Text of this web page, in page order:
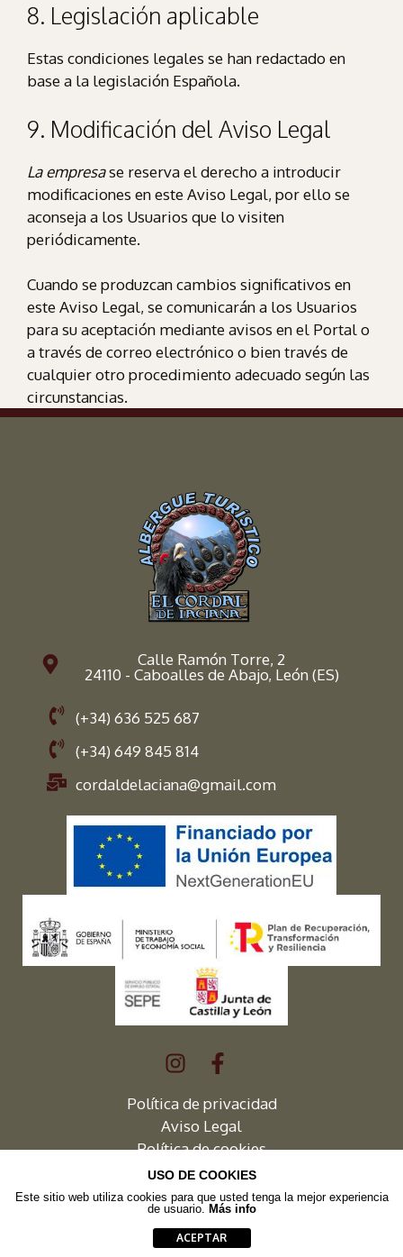
8. Legislación aplicable
Estas condiciones legales se han redactado en
base a la legislación Española.
9. Modificación del Aviso Legal
La empresase reserva el derecho a introducir
modificaciones en este Aviso Legal, por ello se
aconseja a los Usuarios que lo visiten
periódicamente.
Cuando se produzcan cambios significativos en
este Aviso Legal, se comunicarán a los Usuarios
para su aceptación mediante avisos en el Portal o
a través de correo electrónico o bien través de
cualquier otro procedimiento adecuado según las
circunstancias.
Calle Ramón Torre, 2
24110 - Caboalles de Abajo, León (ES)
(+34) 636 525 687
(+34) 649 845 814
cordaldelaciana@gmail.com
Política de privacidad
Aviso Legal
Política de cookies
2026 © Albergue Turístico Cordal de Laciana
USO DE COOKIES
Este sitio web utiliza cookies para que usted tenga la mejor experiencia
de usuario. Más info
ACEPTAR